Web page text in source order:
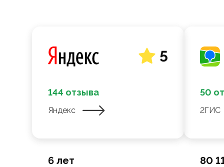
5
144 отзыва
Яндекс
6 лет
50
2ГИС
80